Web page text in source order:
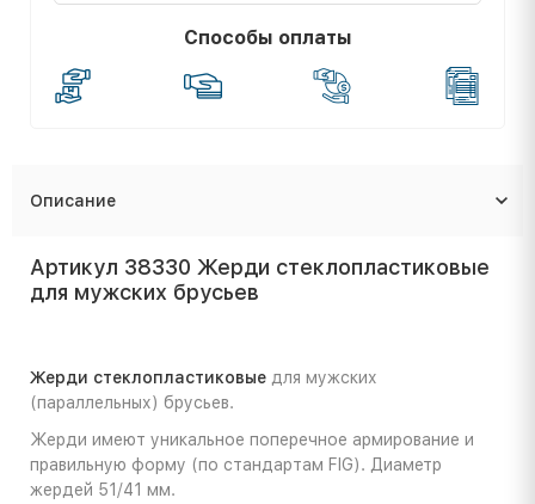
Способы оплаты
Описание
Артикул 38330 Жерди стеклопластиковые
для мужских брусьев
Жерди стеклопластиковые для мужских
(параллельных) брусьев.
Жерди имеют уникальное поперечное армирование и
правильную форму (по стандартам FIG). Диаметр
жердей 51/41 мм.